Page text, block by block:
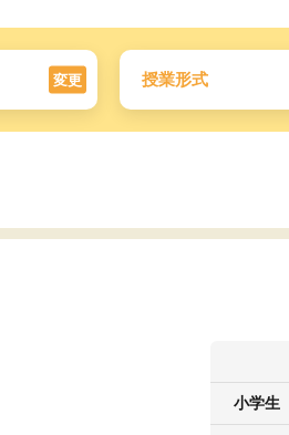
変更 授業形式
小学生